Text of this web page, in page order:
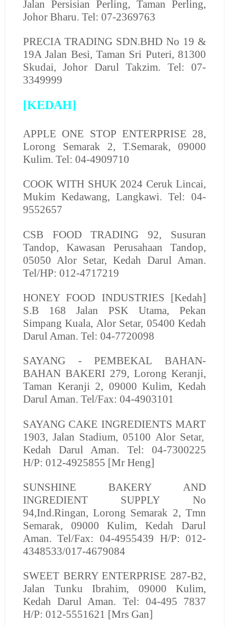
Jalan Persisian Perling, Taman Perling,
Johor Bharu. Tel: 07-2369763
PRECIA TRADING SDN.BHDNo 19 &
19A Jalan Besi, Taman Sri Puteri, 81300
Skudai, Johor Darul Takzim. Tel: 07-
3349999
[KEDAH]
APPLE ONE STOP ENTERPRISE 28,
Lorong Semarak 2, T.Semarak, 09000
Kulim. Tel: 04-4909710
COOK WITH SHUK2024 Ceruk Lincai,
Mukim Kedawang, Langkawi. Tel: 04-
9552657
CSB FOOD TRADING 92, Susuran
Tandop, Kawasan Perusahaan Tandop,
05050 Alor Setar, Kedah Darul Aman.
Tel/HP: 012-4717219
HONEY FOOD INDUSTRIES [Kedah]
S.B 168 Jalan PSK Utama, Pekan
Simpang Kuala, Alor Setar, 05400 Kedah
Darul Aman. Tel: 04-7720098
SAYANG - PEMBEKAL BAHAN-
BAHAN BAKERI 279, Lorong Keranji,
Taman Keranji 2, 09000 Kulim, Kedah
Darul Aman. Tel/Fax: 04-4903101
SAYANG CAKE INGREDIENTS MART
1903, Jalan Stadium, 05100 Alor Setar,
Kedah Darul Aman. Tel: 04-7300225
H/P: 012-4925855 [Mr Heng]
SUNSHINE BAKERY AND
INGREDIENT SUPPLYNo
94,Ind.Ringan, Lorong Semarak 2, Tmn
Semarak, 09000 Kulim, Kedah Darul
Aman. Tel/Fax: 04-4955439 H/P: 012-
4348533/017-4679084
SWEET BERRY ENTERPRISE 287-B2,
Jalan Tunku Ibrahim, 09000 Kulim,
Kedah Darul Aman. Tel: 04-495 7837
H/P: 012-5551621 [Mrs Gan]